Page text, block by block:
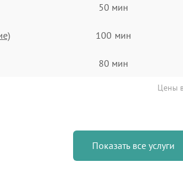
50 мин
100 мин
80 мин
Цены
Показать все услуги